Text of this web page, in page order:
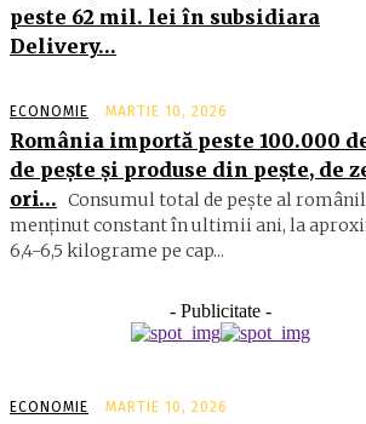
peste 62 mil. lei în subsidiara
Delivery…
ECONOMIE MARTIE 10, 2026
România importă peste 100.000
de peşte şi produse din peşte, de
ori… Consumul total de peşte al
menţinut constant în ul­timii ani, la
6,4-6,5 ki­lograme pe cap...
- Publicitate -
ECONOMIE MARTIE 10, 2026